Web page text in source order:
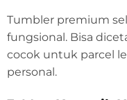
Tumbler premium
fungsional. Bisa
cocok untuk parcel
personal.